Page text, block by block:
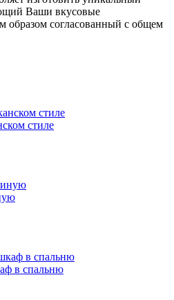
Ваши вкусовые
образом согласованный с общем
стиле
в спальню